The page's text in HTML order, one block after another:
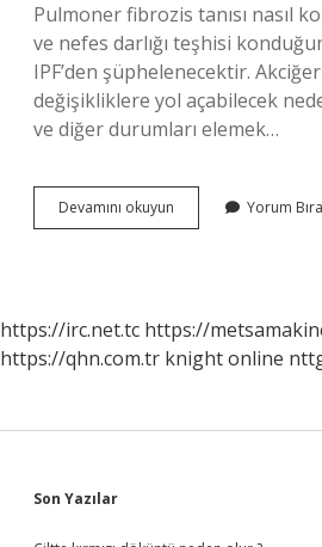
Pulmoner fibrozis tanısı nasıl
ve nefes darlığı teşhisi
IPF’den şüphelenecektir.
değişikliklere yol açabilecek
ve diğer durumları elemek…
Devamını okuyun
Nasıl
Yorum
https://irc.net.tc https://
https://qhn.com.tr knight online
Sidebar
Son Yazılar